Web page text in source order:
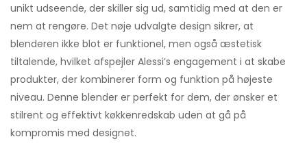
unikt udseende, der skiller sig ud, samtidig med at den er
nem at rengøre. Det nøje udvalgte design sikrer, at
blenderen ikke blot er funktionel, men også æstetisk
tiltalende, hvilket afspejler Alessi’s engagement i at skabe
produkter, der kombinerer form og funktion på højeste
niveau. Denne blender er perfekt for dem, der ønsker et
stilrent og effektivt køkkenredskab uden at gå på
kompromis med designet.